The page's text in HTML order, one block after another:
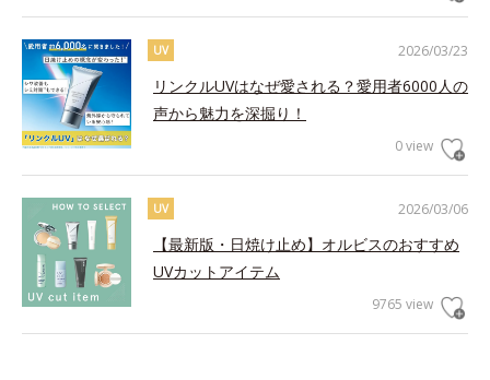
2026/03/23
UV
リンクルUVはなぜ愛される？愛用者6000人の
声から魅力を深掘り！
0 view
2026/03/06
UV
【最新版・日焼け止め】オルビスのおすすめ
UVカットアイテム
9765 view